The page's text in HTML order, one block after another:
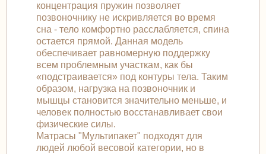
концентрация пружин позволяет
позвоночнику не искривляется во время
сна - тело комфортно расслабляется, спина
остается прямой. Данная модель
обеспечивает равномерную поддержку
всем проблемным участкам, как бы
«подстраивается» под контуры тела. Таким
образом, нагрузка на позвоночник и
мышцы становится значительно меньше, и
человек полностью восстанавливает свои
физические силы.
Матрасы "Мультипакет" подходят для
людей любой весовой категории, но в